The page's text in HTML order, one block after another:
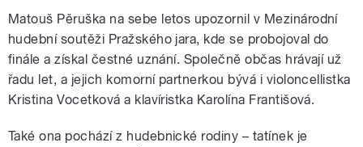
Matouš Pěruška na sebe letos upozornil v Mezinárodní
hudební soutěži Pražského jara, kde se probojoval do
finále a získal čestné uznání. Společně občas hrávají už
řadu let, a jejich komorní partnerkou bývá i violoncellistka
Kristina Vocetková a klavíristka Karolína Františová.
Také ona pochází z hudebnické rodiny – tatínek je